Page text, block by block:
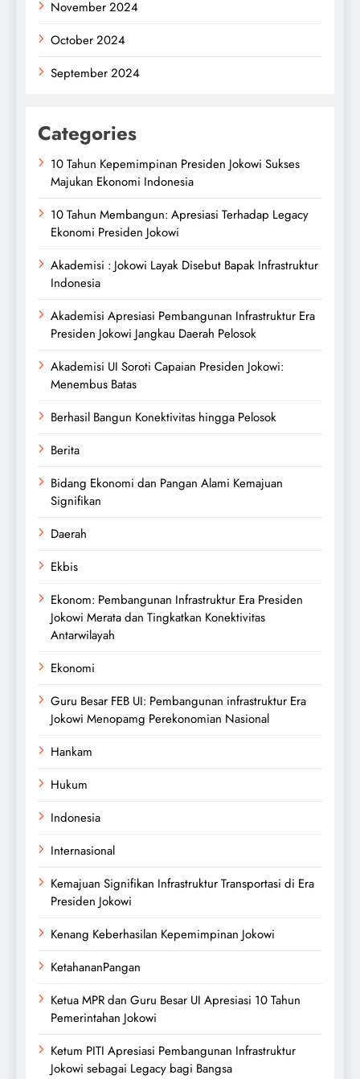
November 2024
October 2024
September 2024
Categories
10 Tahun Kepemimpinan Presiden Jokowi Sukses
Majukan Ekonomi Indonesia
10 Tahun Membangun: Apresiasi Terhadap Legacy
Ekonomi Presiden Jokowi
Akademisi : Jokowi Layak Disebut Bapak Infrastruktur
Indonesia
Akademisi Apresiasi Pembangunan Infrastruktur Era
Presiden Jokowi Jangkau Daerah Pelosok
Akademisi UI Soroti Capaian Presiden Jokowi:
Menembus Batas
Berhasil Bangun Konektivitas hingga Pelosok
Berita
Bidang Ekonomi dan Pangan Alami Kemajuan
Signifikan
Daerah
Ekbis
Ekonom: Pembangunan Infrastruktur Era Presiden
Jokowi Merata dan Tingkatkan Konektivitas
Antarwilayah
Ekonomi
Guru Besar FEB UI: Pembangunan infrastruktur Era
Jokowi Menopamg Perekonomian Nasional
Hankam
Hukum
Indonesia
Internasional
Kemajuan Signifikan Infrastruktur Transportasi di Era
Presiden Jokowi
Kenang Keberhasilan Kepemimpinan Jokowi
KetahananPangan
Ketua MPR dan Guru Besar UI Apresiasi 10 Tahun
Pemerintahan Jokowi
Ketum PITI Apresiasi Pembangunan Infrastruktur
Jokowi sebagai Legacy bagi Bangsa